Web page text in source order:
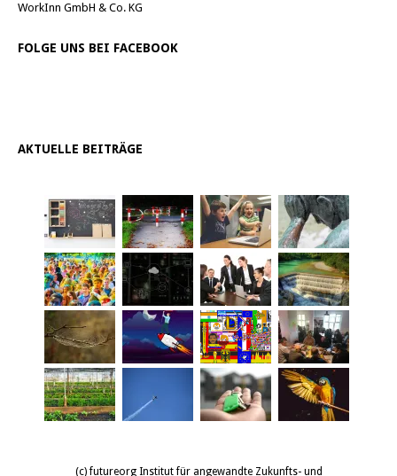
WorkInn GmbH & Co. KG
FOLGE UNS BEI FACEBOOK
AKTUELLE BEITRÄGE
(c) futureorg Institut für angewandte Zukunfts- und